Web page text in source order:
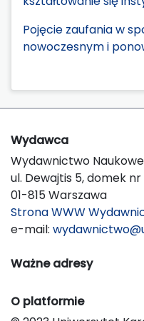
Pojęcie zaufania w
nowoczesnym i
Wydawca
Wydawnictwo Naukowe
ul. Dewajtis 5, domek nr
01-815 Warszawa
Strona WWW
e-mail:
Ważne adresy
O platformie